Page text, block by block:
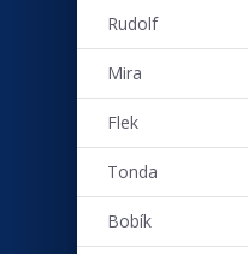
Rudolf
Mira
Flek
Tonda
Bobík